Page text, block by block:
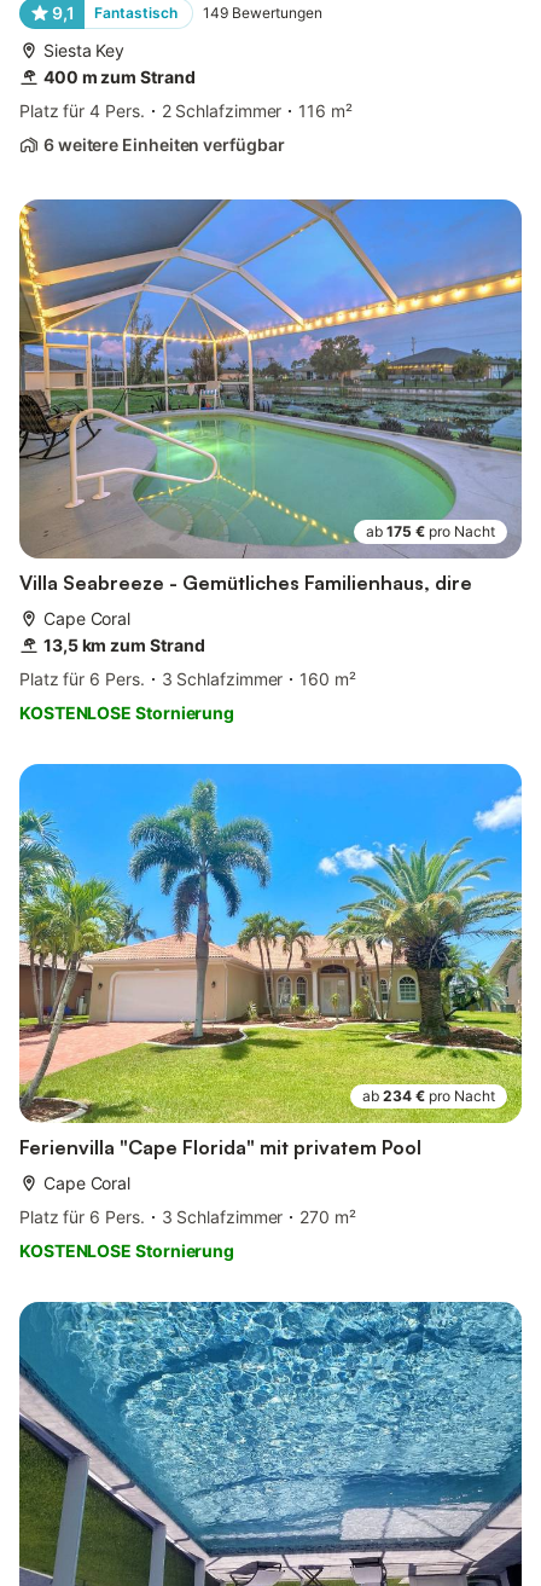
9,1 Fantastisch 149 Bewertungen
Siesta Key
400 m zum Strand
Platz für 4 Pers.
2 Schlafzimmer
116 m²
6 weitere Einheiten verfügbar
ab 175 € pro Nacht
Villa Seabreeze - Gemütliches Familienhaus, dire
Cape Coral
13,5 km zum Strand
Platz für 6 Pers.
3 Schlafzimmer
160 m²
KOSTENLOSE Stornierung
ab 234 € pro Nacht
Ferienvilla "Cape Florida" mit privatem Pool
Cape Coral
Platz für 6 Pers.
3 Schlafzimmer
270 m²
KOSTENLOSE Stornierung